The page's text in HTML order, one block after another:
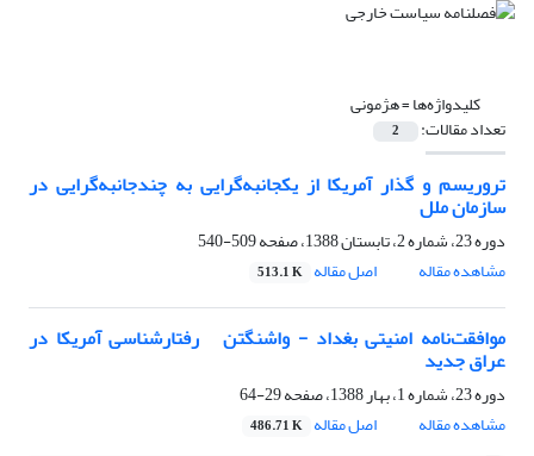
کلیدواژه‌ها =هژمونی
تعداد مقالات: 2
تروریسم و گذار آمریکا از یکجانبه‌گرایی به ‏چندجانبه‌گرایی در
سازمان ملل ‏
دوره 23، شماره 2، تابستان 1388، صفحه
509-540
مشاهده مقاله
اصل مقاله 513.1 K
موافقت‌نامه امنیتی بغداد - واشنگتن ‏ ‏ رفتارشناسی آمریکا در
عراق جدید
دوره 23، شماره 1، بهار 1388، صفحه
29-64
مشاهده مقاله
اصل مقاله 486.71 K